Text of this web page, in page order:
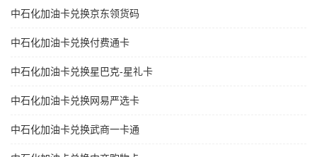
中石化加油卡兑换京东领货码
中石化加油卡兑换付费通卡
中石化加油卡兑换星巴克-星礼卡
中石化加油卡兑换网易严选卡
中石化加油卡兑换武商一卡通